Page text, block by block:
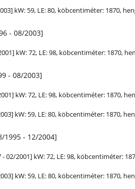
kW: 59, LE: 80, köbcentiméter: 1870,
- 08/2003]
kW: 72, LE: 98, köbcentiméter: 1870,
- 08/2003]
kW: 72, LE: 98, köbcentiméter: 1870,
kW: 59, LE: 80, köbcentiméter: 1870,
1995 - 12/2004]
- 02/2001] kW: 72, LE: 98, köbcentiméter:
kW: 59, LE: 80, köbcentiméter: 1870,